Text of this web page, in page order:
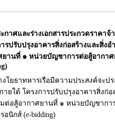
กาศและร่างเอกสารประกวดราคา
ารปรับปรุงอาคารสิ่งก่อสร้างและสิ่
ยานที่ ๑ หน่วยบัญชาการต่อสู้อากาศ
งโยธาทหารเรือมีความประสงค์จะป
ายใต้ โครงการปรับปรุงอาคารสิ่งก่
ต่อสู้อากาศยานที่ ๑ หน่วยบัญชากา
อนิกส์ (e-bidding)